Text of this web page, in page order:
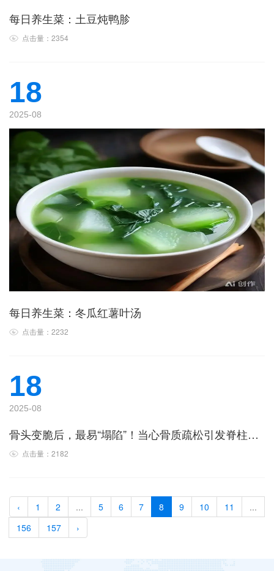
每日养生菜：土豆炖鸭胗
点击量：2354
18
2025-08
每日养生菜：冬瓜红薯叶汤
点击量：2232
18
2025-08
骨头变脆后，最易“塌陷”！当心骨质疏松引发脊柱压缩性骨折
点击量：2182
‹ 1 2 ... 5 6 7 8 9 10 11
...
156
157 ›